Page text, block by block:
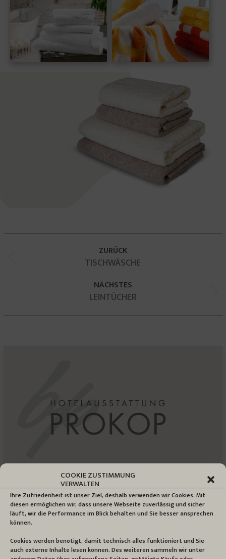
COOKIE ZUSTIMMUNG
VERWALTEN
Ihre Zufriedenheit ist unser Ziel, deshalb verwenden wir Cookies. Mit
diesen ermöglichen wir, dass unsere Webseite zuverlässig und sicher
läuft, wir die Performance im Blick behalten und Sie besser ansprechen
können.
Cookies werden benötigt, damit technisch alles funktioniert und Sie
auch externe Inhalte lesen können. Des weiteren sammeln wir unter
KOMMENTARNAVIGATION
ZURÜCK
Vorheriger
Beitrag:
TISCHWÄSCHE
NÄCHSTES
Nächster
Beitrag:
LEINTÜCHER
SUCHE
Search: